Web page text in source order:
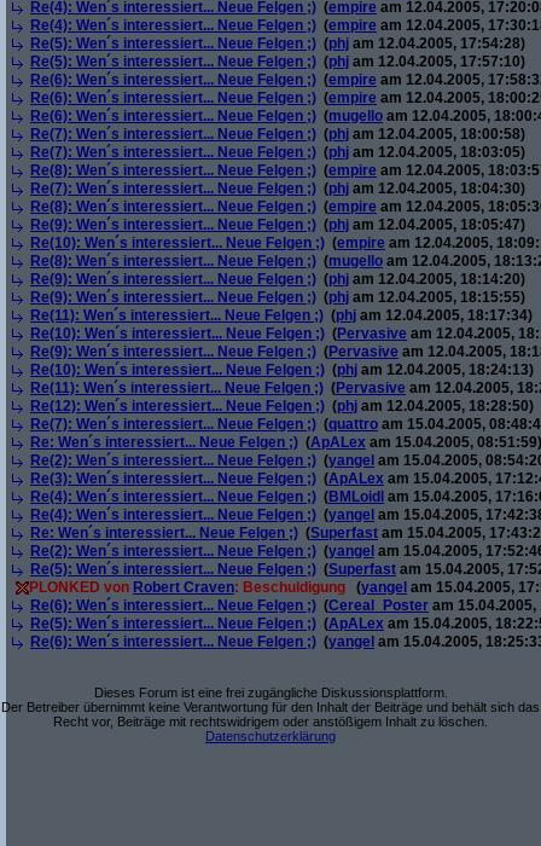
Re(4): Wen´s interessiert... Neue Felgen ;) (empire am 12.04.2005,
Re(4): Wen´s interessiert... Neue Felgen ;) (empire am 12.04.2005,
Re(5): Wen´s interessiert... Neue Felgen ;) (phj am 12.04.2005, 17:54:28)
Re(5): Wen´s interessiert... Neue Felgen ;) (phj am 12.04.2005, 17:57:10)
Re(6): Wen´s interessiert... Neue Felgen ;) (empire am 12.04.2005,
Re(6): Wen´s interessiert... Neue Felgen ;) (empire am 12.04.2005,
Re(6): Wen´s interessiert... Neue Felgen ;) (mugello am 12.04.2005,
Re(7): Wen´s interessiert... Neue Felgen ;) (phj am 12.04.2005, 18:00:58)
Re(7): Wen´s interessiert... Neue Felgen ;) (phj am 12.04.2005, 18:03:05)
Re(8): Wen´s interessiert... Neue Felgen ;) (empire am 12.04.2005,
Re(7): Wen´s interessiert... Neue Felgen ;) (phj am 12.04.2005, 18:04:30)
Re(8): Wen´s interessiert... Neue Felgen ;) (empire am 12.04.2005,
Re(9): Wen´s interessiert... Neue Felgen ;) (phj am 12.04.2005, 18:05:47)
Re(10): Wen´s interessiert... Neue Felgen ;) (empire am 12.04.2005,
Re(8): Wen´s interessiert... Neue Felgen ;) (mugello am 12.04.2005,
Re(9): Wen´s interessiert... Neue Felgen ;) (phj am 12.04.2005, 18:14:20)
Re(9): Wen´s interessiert... Neue Felgen ;) (phj am 12.04.2005, 18:15:55)
Re(11): Wen´s interessiert... Neue Felgen ;) (phj am 12.04.2005, 18:17:34)
Re(10): Wen´s interessiert... Neue Felgen ;) (Pervasive am 12.04.2005,
Re(9): Wen´s interessiert... Neue Felgen ;) (Pervasive am 12.04.2005,
Re(10): Wen´s interessiert... Neue Felgen ;) (phj am 12.04.2005, 18:24:13)
Re(11): Wen´s interessiert... Neue Felgen ;) (Pervasive am 12.04.2005,
Re(12): Wen´s interessiert... Neue Felgen ;) (phj am 12.04.2005, 18:28:50)
Re(7): Wen´s interessiert... Neue Felgen ;) (quattro am 15.04.2005,
Re: Wen´s interessiert... Neue Felgen ;) (ApALex am 15.04.2005, 08:51:59)
Re(2): Wen´s interessiert... Neue Felgen ;) (yangel am 15.04.2005,
Re(3): Wen´s interessiert... Neue Felgen ;) (ApALex am 15.04.2005,
Re(4): Wen´s interessiert... Neue Felgen ;) (BMLoidl am 15.04.2005,
Re(4): Wen´s interessiert... Neue Felgen ;) (yangel am 15.04.2005,
Re: Wen´s interessiert... Neue Felgen ;) (Superfast am 15.04.2005,
Re(2): Wen´s interessiert... Neue Felgen ;) (yangel am 15.04.2005,
Re(5): Wen´s interessiert... Neue Felgen ;) (Superfast am 15.04.2005,
PLONKED von Robert Craven: Beschuldigung (yangel am 15.04.2005,
Re(6): Wen´s interessiert... Neue Felgen ;) (Cereal_Poster am 15.04.2005,
Re(5): Wen´s interessiert... Neue Felgen ;) (ApALex am 15.04.2005,
Re(6): Wen´s interessiert... Neue Felgen ;) (yangel am 15.04.2005,
Dieses Forum ist eine frei zugängliche Diskussionsplattform.
Der Betreiber übernimmt keine Verantwortung für den Inhalt der Beiträge und behält sich das
Recht vor, Beiträge mit rechtswidrigem oder anstößigem Inhalt zu löschen.
Datenschutzerklärung